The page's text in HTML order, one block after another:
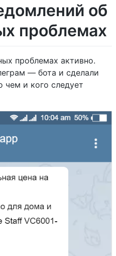
об
проблемах
проблемах активно.
— бота и сделали
чем и кого следует